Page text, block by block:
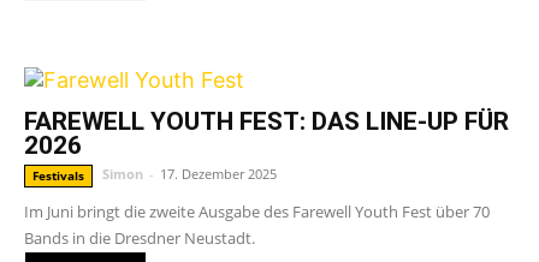
FAREWELL YOUTH FEST: DAS LINE-UP FÜR
2026
Festivals Simon - 17. Dezember 2025
Im Juni bringt die zweite Ausgabe des Farewell Youth Fest über 70
Bands in die Dresdner Neustadt.